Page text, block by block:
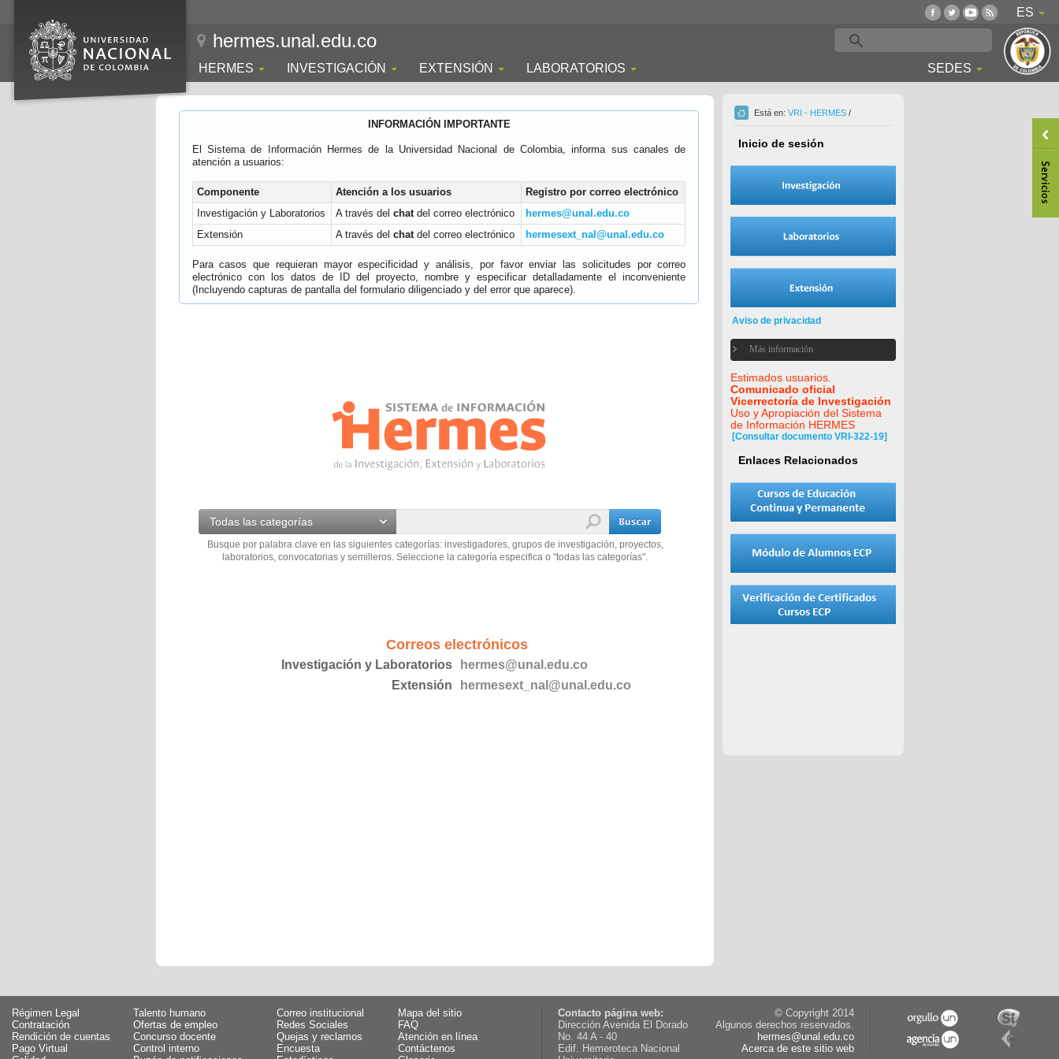
ES
hermes.unal.edu.co
HERMES INVESTIGACIÓN EXTENSIÓN LABORATORIOS SEDES
INFORMACIÓN IMPORTANTE
El Sistema de Información Hermes de la Universidad Nacional de Colombia, informa sus canales de
atención a usuarios:
Componente Atención a los usuarios
Registro por correo electrónico
Investigación y Laboratorios
A través del chatdel correo electrónico
hermes@unal.edu.co
Extensión
A través del chatdel correo electrónico hermesext_nal@unal.edu.co
Para casos que requieran mayor especificidad y análisis, por favor enviar las solicitudes por correo
electrónico con los datos de ID del proyecto, nombre y especificar detalladamente el inconveniente
(Incluyendo capturas de pantalla del formulario diligenciado y del error que aparece).
Todas las categorías
Busque por palabra clave en las siguientes categorías: investigadores, grupos de investigación, proyectos,
laboratorios, convocatorias y semilleros. Seleccione la categoría especifica o "todas las categorías".
Correos electrónicos
Investigación y Laboratorios
hermes@unal.edu.co
Extensión
hermesext_nal@unal.edu.co
Está en: VRI - HERMES /
Inicio de sesión
Aviso de privacidad
Más información
Estimados usuarios.
Comunicado oficial
Vicerrectoría de Investigación
Uso y Apropiación del Sistema
de Información HERMES
[Consultar documento VRI-322-19]
Enlaces Relacionados
Régimen Legal
Talento humano
Contratación
Ofertas de empleo
Rendición de cuentas
Concurso docente
Pago Virtual
Control interno
Correo institucional
Mapa del sitio
Redes Sociales
FAQ
Quejas y reclamos
Atención en línea
Encuesta
Contáctenos
Contacto página web:
Dirección Avenida El Dorado
No. 44 A - 40
Edif. Hemeroteca Nacional
© Copyright 2014
Algunos derechos reservados.
hermes@unal.edu.co
Acerca de este sitio web